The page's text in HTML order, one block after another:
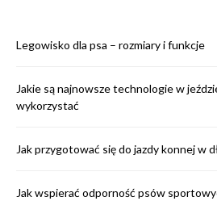
Legowisko dla psa – rozmiary i funkcje
Jakie są najnowsze technologie w
wykorzystać
Jak przygotować się do jazdy konnej w
Jak wspierać odporność psów